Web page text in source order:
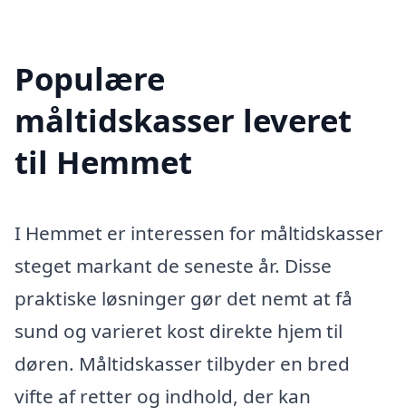
Populære
måltidskasser leveret
til Hemmet
I Hemmet er interessen for måltidskasser
steget markant de seneste år. Disse
praktiske løsninger gør det nemt at få
sund og varieret kost direkte hjem til
døren. Måltidskasser tilbyder en bred
vifte af retter og indhold, der kan